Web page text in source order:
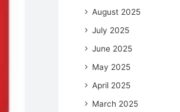
August 2025
July 2025
June 2025
May 2025
April 2025
March 2025